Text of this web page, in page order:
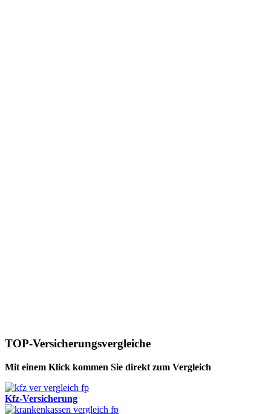
TOP-Versicherungsvergleiche
Mit einem Klick kommen Sie direkt zum Vergleich
Kfz-Versicherung